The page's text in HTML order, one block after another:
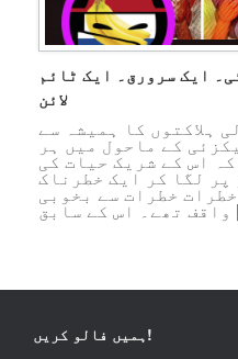
ایک سرورق۔ ایک ٹائم
لائن
ہلاکتوں کا ہمیشہ سے
کے ماحول میں ہر
اس کے شریک حیات کی
پر لگا کر ایک خطرناک
خطرات سے بخوبی
ہمیں فالو کریں!